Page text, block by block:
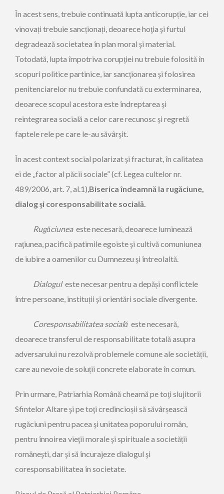
În acest sens, trebuie continuată lupta anticorupție, iar cei
vinovați trebuie sancționați, deoarece hoţia şi furtul
degradează societatea în plan moral şi material.
Totodată, lupta împotriva corupţiei nu trebuie folosită în
scopuri politice partinice, iar sancţionarea şi folosirea
penitenciarelor nu trebuie confundată cu exterminarea,
deoarece scopul acestora este îndreptarea şi
reintegrarea socială a celor care recunosc şi regretă
faptele rele pe care le-au săvârşit.
În acest context social polarizat şi fracturat, în calitatea
ei de „factor al păcii sociale” (cf. Legea cultelor nr.
489/2006, art. 7, al.1),Biserica îndeamnă la rugăciune,
dialog şi coresponsabilitate socială.
Rugăciunea este necesară, deoarece luminează
raţiunea, pacifică patimile egoiste şi cultivă comuniunea
de iubire a oamenilor cu Dumnezeu şi întreolaltă.
Dialogul este necesar pentru a depăși conflictele
între persoane, instituții şi orientări sociale divergente.
Coresponsabilitatea socială este necesară,
deoarece transferul de responsabilitate totală asupra
adversarului nu rezolvă problemele comune ale societății,
care au nevoie de soluții concrete elaborate în comun.
Prin urmare, Patriarhia Română cheamă pe toţi slujitorii
Sfintelor Altare şi pe toţi credincioșii să săvârșească
rugăciuni pentru pacea şi unitatea poporului român,
pentru înnoirea vieţii morale şi spirituale a societății
româneşti, dar şi să încurajeze dialogul şi
coresponsabilitatea în societate.